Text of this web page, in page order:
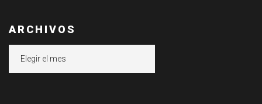
ARCHIVOS